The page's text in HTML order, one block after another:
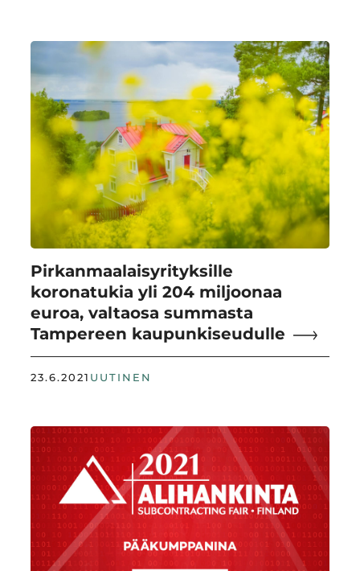
Pirkanmaalaisyrityksille
koronatukia yli 204 miljoonaa
euroa, valtaosa summasta
Tampereen kaupunkiseudulle
23.6.2021 UUTINEN